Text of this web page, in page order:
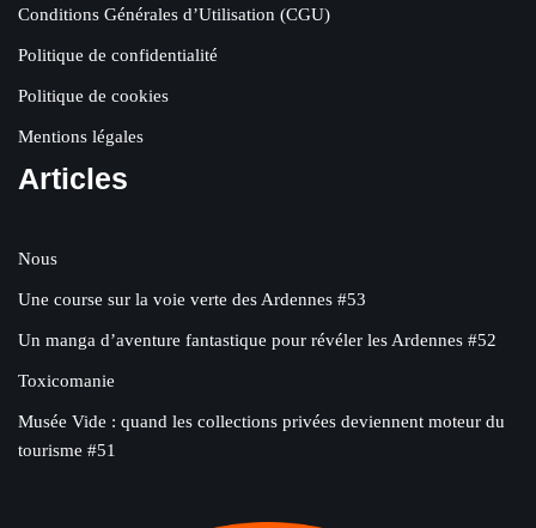
Conditions Générales d’Utilisation (CGU)
Politique de confidentialité
Politique de cookies
Mentions légales
Articles
Nous
Une course sur la voie verte des Ardennes #53
Un manga d’aventure fantastique pour révéler les Ardennes #52
Toxicomanie
Musée Vide : quand les collections privées deviennent moteur du
tourisme #51